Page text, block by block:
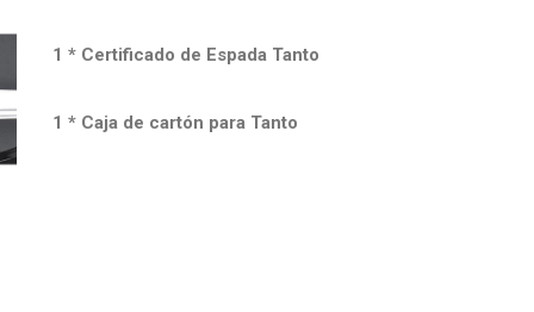
1 * Certificado de Espada Tanto
1 * Caja de cartón para Tanto